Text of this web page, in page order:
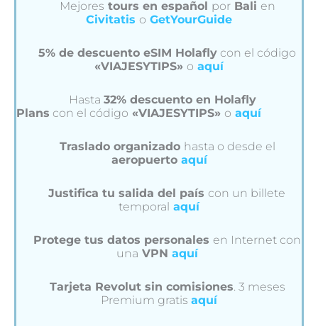
Mejores tours en español porBali en
Civitatis o GetYourGuide
5% de descuento eSIM Holafly con el código
«VIAJESYTIPS» o aquí
Hasta32% descuento en Holafly
Plans con el código «VIAJESYTIPS» o aquí
Traslado organizado hasta o desde el
aeropuerto aquí
Justifica tu salida del país con un billete
temporal aquí
Protege tus datos personales en Internet con
una VPN aquí
Tarjeta Revolut sin comisiones. 3 meses
Premium gratis aquí